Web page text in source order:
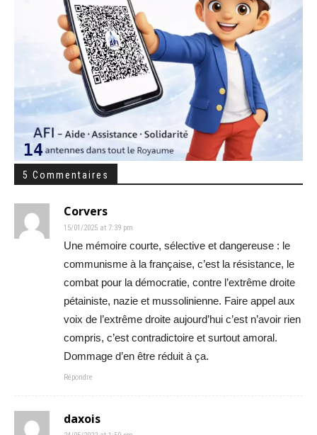
5 Commentaires
Corvers
15/01/2025 at 7:39 pm
Une mémoire courte, sélective et dangereuse : le
communisme à la française, c’est la résistance, le
combat pour la démocratie, contre l’extrême droite
pétainiste, nazie et mussolinienne. Faire appel aux
voix de l’extrême droite aujourd’hui c’est n’avoir rien
compris, c’est contradictoire et surtout amoral.
Dommage d’en être réduit à ça.
Répondre
daxois